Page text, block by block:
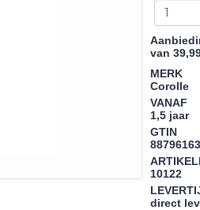
van
MERK
Corolle
VANAF
1,5 jaar
GTIN
10122
direct